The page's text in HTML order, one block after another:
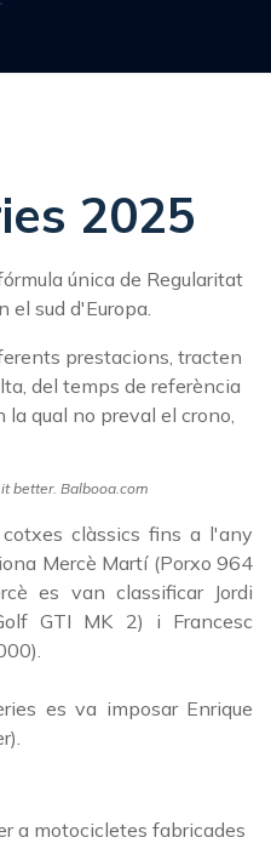
2025
única de Regularitat
el sud d'Europa.
prestacions, tracten
del temps de referència
la qual no preval el crono,
better. Balbooa.com
clàssics fins a l'any
Mercè Martí (Porxo 964
es van classificar Jordi
GTI MK 2) i Francesc
es va imposar Enrique
a motocicletes fabricades